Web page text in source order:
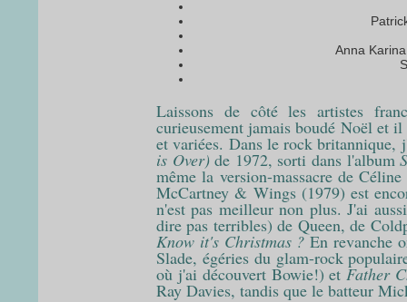
Anna
Laissons de côté les artistes
curieusement jamais boudé Noël et
et variées. Dans le rock
is Over)de 1972, sorti dans l'album
même la version-massacre de
McCartney & Wings (1979) est
n'est pas meilleur non plus. J'ai
dire pas terribles) de Queen, de
Know it's Christmas ?En revanche
Slade, égéries du glam-rock
où j'ai découvert Bowie!) etFather
Ray Davies, tandis que le batteur